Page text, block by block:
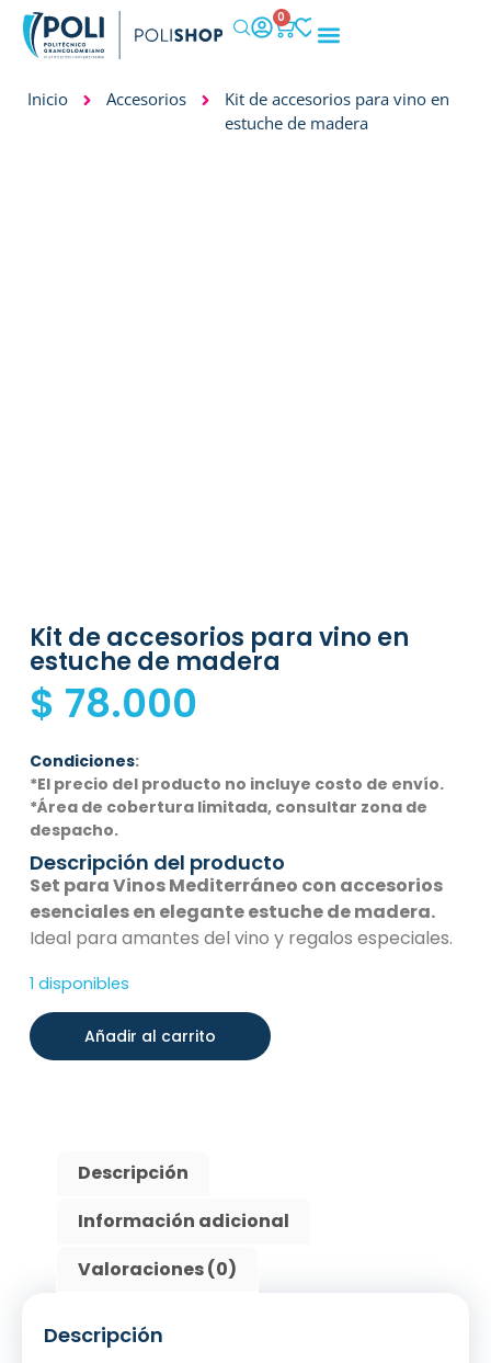
0
Inicio Accesorios
Kit de accesorios para vino en
estuche de madera
Kit de accesorios para vino en
estuche de madera
$ 78.000
Condiciones:
*El precio del producto no incluye costo de envío.
*Área de cobertura limitada, consultar zona de
despacho.
Descripción del producto
Set para Vinos Mediterráneo con accesorios
esenciales en elegante estuche de madera.
Ideal para amantes del vino y regalos especiales.
1 disponibles
Añadir al carrito
Descripción
Información adicional
Valoraciones (0)
Descripción